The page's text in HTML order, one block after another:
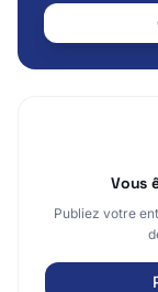
Vous
Publiez votre